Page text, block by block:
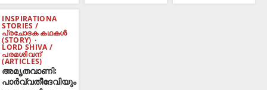
INSPIRATIONA
STORIES /
പ്രചോദക കഥകൾ
(STORY)
LORD SHIVA /
പരമശിവന്
(ARTICLES)
അമൃതവാണി:
പാർവ്വതീദേവിയും